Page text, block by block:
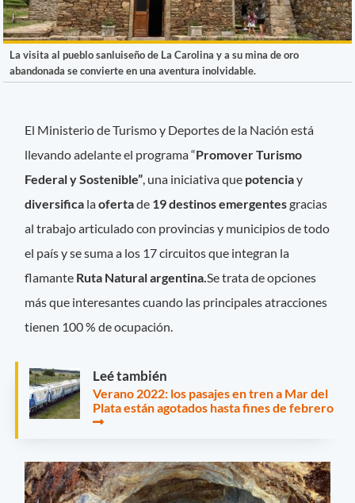
La visita al pueblo sanluiseño de La Carolina y a su mina de oro
abandonada se convierte en una aventura inolvidable.
El Ministerio de Turismo y Deportes de la Nación está
llevando adelante el programa “Promover Turismo
Federal y Sostenible” , una iniciativa que potenciay
diversifica laofertade 19 destinos emergentesgracias
al trabajo articulado con provincias y municipios de todo
el país y se suma a los 17 circuitos que integran la
flamante Ruta Natural argentina. Se trata de opciones
más que interesantes cuando las principales atracciones
tienen 100 % de ocupación.
Leé también
Verano 2022: los pasajes en tren a Mar del
Plata están agotados hasta fines de febrero